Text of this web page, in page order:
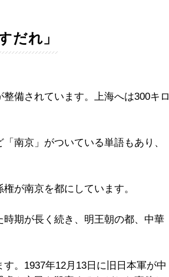
だれ」
備されています。上海へは300キロ
南京」がついている単語もあり、
が南京を都にしています。
期が長く続き、明王朝の都、中華
。1937年12月13日に旧日本軍が中